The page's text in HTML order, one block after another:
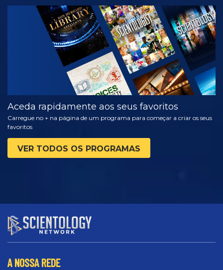
VER
EXPLORAR A
SÉRIE
Aceda rapidamente aos seus favoritos
Carregue no + na página de um programa para começar a criar os seus
favoritos
VER TODOS OS PROGRAMAS
A NOSSA REDE